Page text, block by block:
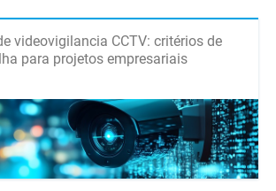
videovigilancia CCTV: critérios de
para projetos empresariais